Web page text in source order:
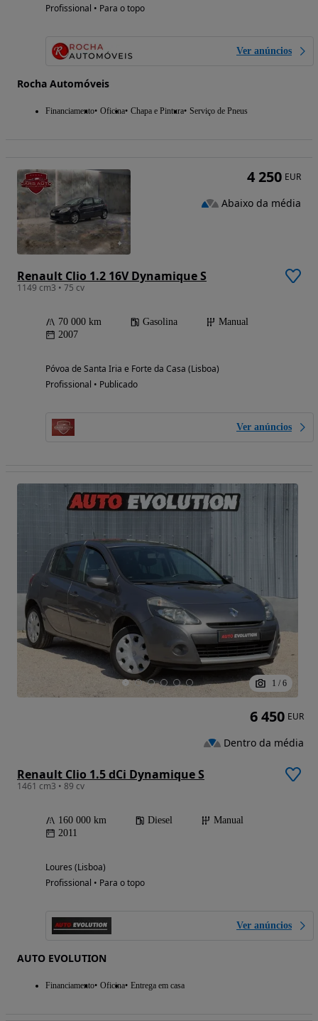
Profissional • Para o topo
Ver anúncios
Rocha Automóveis
Financiamento Oficina Chapa e Pintura Serviço de Pneus
Renault Clio 1.2 16V Dynamique S
1149 cm3 • 75 cv
70 000 km Gasolina
Manual
2007
Póvoa de Santa Iria e Forte da Casa (Lisboa)
Profissional • Publicado
Ver anúncios
4 250 EUR
Abaixo da média
1 / 6
Renault Clio 1.5 dCi Dynamique S
1461 cm3 • 89 cv
160 000 km Diesel
Manual
2011
Loures (Lisboa)
Profissional • Para o topo
Ver anúncios
AUTO EVOLUTION
Financiamento Oficina Entrega em casa
6 450 EUR
Dentro da média